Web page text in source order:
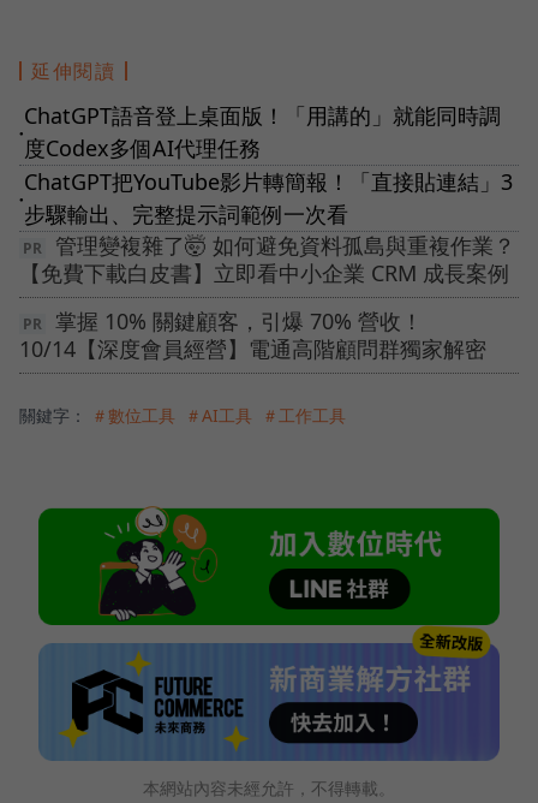
延伸閱讀
●
ChatGPT語音登上桌面版！「用講的」就能同時調
度Codex多個AI代理任務
●
ChatGPT把YouTube影片轉簡報！「直接貼連結」3
步驟輸出、完整提示詞範例一次看
管理變複雜了🤯 如何避免資料孤島與重複作業？
【免費下載白皮書】立即看中小企業 CRM 成長案例
掌握 10% 關鍵顧客，引爆 70% 營收！
10/14【深度會員經營】電通高階顧問群獨家解密
關鍵字： ＃數位工具 ＃AI工具 ＃工作工具
本網站內容未經允許，不得轉載。